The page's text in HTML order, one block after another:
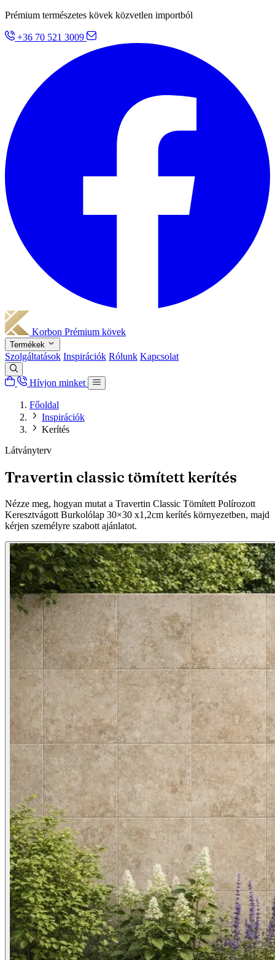
Prémium természetes kövek közvetlen importból
+36 70 521 3009
Korbon Prémium kövek
Termékek
Szolgáltatások Inspirációk Rólunk Kapcsolat
Hívjon minket
Főoldal
Inspirációk
Kerítés
Látványterv
Travertin classic tömített kerítés
Nézze meg, hogyan mutat a Travertin Classic Tömített Polírozott
Keresztvágott Burkolólap 30×30 x1,2cm kerítés környezetben, majd
kérjen személyre szabott ajánlatot.